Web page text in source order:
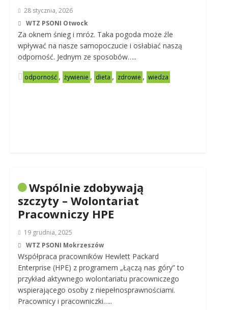
28 stycznia, 2026
WTZ PSONI Otwock
Za oknem śnieg i mróz. Taka pogoda może źle
wpływać na nasze samopoczucie i osłabiać naszą
odporność. Jednym ze sposobów…..
odporność , żywienie , dieta , zdrowie , wiedza
Wspólnie zdobywają
szczyty – Wolontariat
Pracowniczy HPE
19 grudnia, 2025
WTZ PSONI Mokrzeszów
Współpraca pracowników Hewlett Packard
Enterprise (HPE) z programem „Łączą nas góry” to
przykład aktywnego wolontariatu pracowniczego
wspierającego osoby z niepełnosprawnościami.
Pracownicy i pracowniczki…..